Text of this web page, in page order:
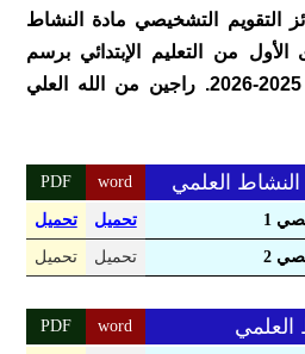
التقويم التشخيصي مادة النشاط
الأول من التعليم الإبتدائي برسم
الموسم الدراسي الجديد 2025-2026. راجين من الله العلي
العلمي word
PDF
1 تحميل تحميل
2 تحميل تحميل
العلمي word
PDF